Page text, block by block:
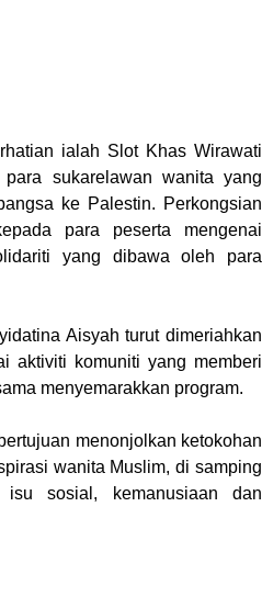
ialah Slot Khas Wirawati
sukarelawan wanita yang
ke Palestin. Perkongsian
para peserta mengenai
yang dibawa oleh para
Aisyah turut dimeriahkan
aktiviti komuniti yang memberi
menyemarakkan program.
menonjolkan ketokohan
wanita Muslim, di samping
isu sosial, kemanusiaan dan